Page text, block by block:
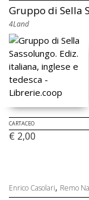
Gruppo di Sella
4Land
CARTACEO
€ 2,00
Enrico Casolari, Remo